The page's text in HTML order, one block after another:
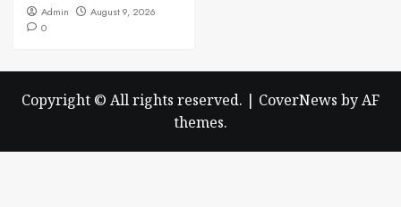
Admin
August 9, 2026
0
Copyright © All rights reserved. | CoverNews by AF
themes.